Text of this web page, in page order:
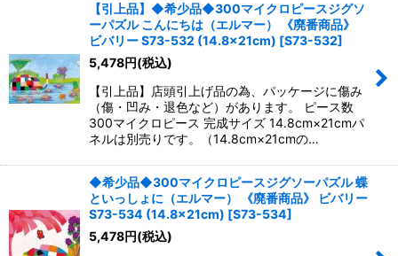
【引上品】◆希少品◆300マイクロピースジグソ
ーパズル こんにちは（エルマー） 《廃番商品》
ビバリー S73-532 (14.8×21cm) [S73-532]
5,478円(税込)
【引上品】店頭引上げ品の為、パッケージに傷み
（傷・凹み・退色など）があります。 ピース数
300マイクロピース 完成サイズ 14.8cm×21cmパ
ネルは別売りです。（14.8cm×21cmの…
◆希少品◆300マイクロピースジグソーパズル 蝶
といっしょに（エルマー） 《廃番商品》 ビバリー
S73-534 (14.8×21cm) [S73-534]
5,478円(税込)